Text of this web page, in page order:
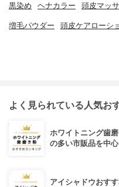
黒染め ヘナカラー 頭皮マッ
増毛パウダー 頭皮ケアローシ
よく見られている人気お
ホワイトニング歯
の多い市販品を中
アイシャドウおす